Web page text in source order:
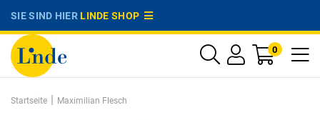
SIE SIND HIERLINDE SHOP
0
Startseite | Maximilian Flesch